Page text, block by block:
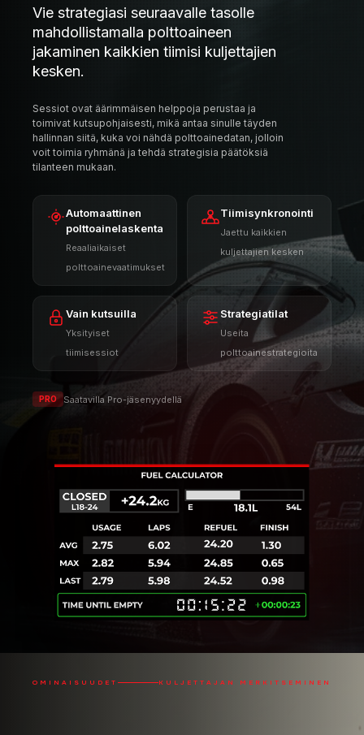
Vie strategiasi seuraavalle tasolle
mahdollistamalla polttoaineen
jakaminen kaikkien tiimisi kuljettajien
kesken.
Sessiot ovat äärimmäisen helppoja perustaa ja
toimivat kutsupohjaisesti, mikä antaa sinulle täyden
hallinnan siitä, kuka voi nähdä polttoainedatan, jolloin
voit toimia ryhmänä ja tehdä strategisia päätöksiä
tilanteen mukaan.
Automaattinen
polttoainelaskenta
Reaaliaikaiset
polttoainevaatimukset
Tiimisynkronointi
Jaettu kaikkien
kuljettajien kesken
Vain kutsuilla
Yksityiset
tiimisessiot
Strategiatilat
Useita
polttoainestrategioita
PRO Saatavilla Pro-jäsenyydellä
OMINAISUUDET KULJETTAJAN MERKITSEMINEN